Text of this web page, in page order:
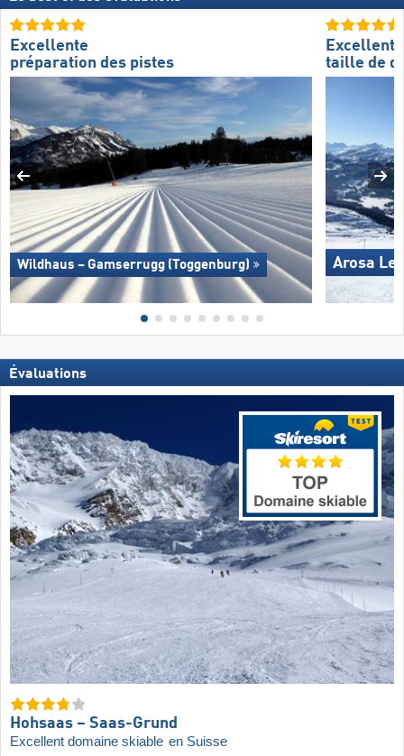
Excellente
préparation des pistes
Wildhaus – Gamserrugg (Toggenburg)
Excellente
taille de
Arosa
Évaluations
Hohsaas – Saas-Grund
Excellent domaine skiable en Suisse